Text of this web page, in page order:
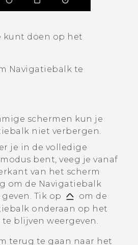
kunt doen op het
Navigatiebalk te
schermen kun je
niet verbergen.
je in de volledige
bent, veeg je vanaf
van het scherm
om de Navigatiebalk
Tik op
om de
onderaan op het
te blijven weergeven.
terug te gaan naar het